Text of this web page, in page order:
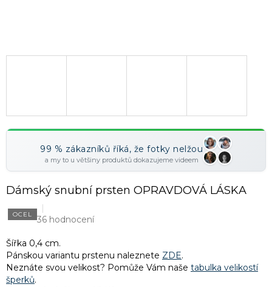
99 % zákazníků říká, že fotky nelžou
a my to u většiny produktů dokazujeme videem
Dámský snubní prsten OPRAVDOVÁ LÁSKA
OCEL 36 hodnocení
Šířka 0,4 cm.
Pánskou variantu prstenu naleznete ZDE.
Neznáte svou velikost? Pomůže Vám naše tabulka velikostí
šperků.